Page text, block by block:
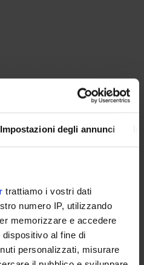
Impostazioni degli annunci
trattiamo i vostri dati
numero IP, utilizzando
memorizzare e accedere
al fine di
personalizzati, misurare
Admission Requirements